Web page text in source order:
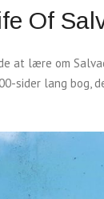
Of
at lære om
sider lang